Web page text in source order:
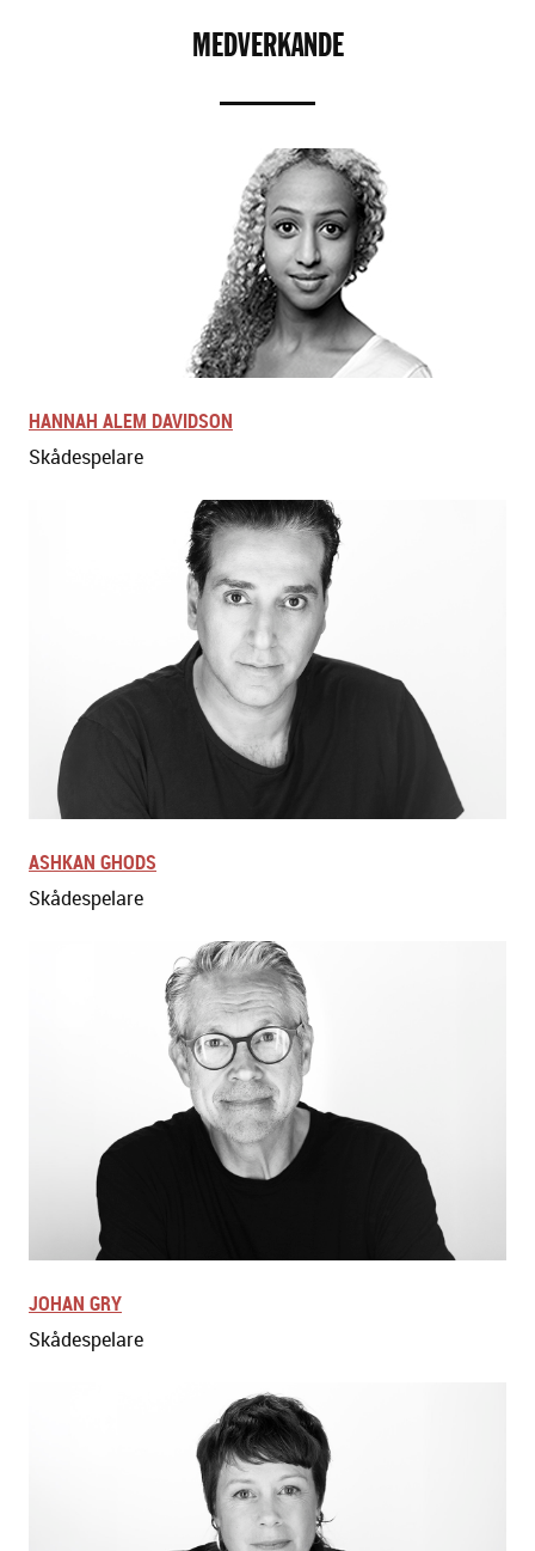
MEDVERKANDE
HANNAH ALEM DAVIDSON
Skådespelare
ASHKAN GHODS
Skådespelare
JOHAN GRY
Skådespelare